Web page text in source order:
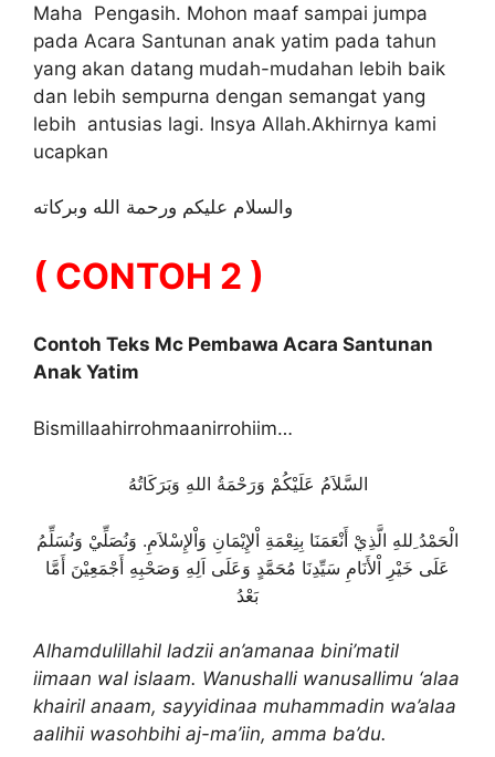
Maha Pengasih. Mohon maaf sampai jumpa
pada Acara Santunan anak yatim pada tahun
yang akan datang mudah-mudahan lebih baik
dan lebih sempurna dengan semangat yang
lebih antusias lagi. Insya Allah.Akhirnya kami
ucapkan
والسلام عليكم ورحمة الله وبركاته
( CONTOH 2 )
Contoh Teks Mc Pembawa Acara Santunan
Anak Yatim
Bismillaahirrohmaanirrohiim…
السَّلاَمُ عَلَيْكُمْ وَرَحْمَةُ اللهِ وَبَرَكَاتُهُ
الْحَمْدُ ِللهِ الَّذِيْ أَنْعَمَنَا بِنِعْمَةِ اْلإِيْمَانِ وَاْلإِسْلاَمِ. وَنُصَلِّيْ وَنُسَلِّمُ
عَلَى خَيْرِ اْلأَنَامِ سَيِّدِنَا مُحَمَّدٍ وَعَلَى اَلِهِ وَصَحْبِهِ أَجْمَعِيْنَ أَمَّا
بَعْدُ
Alhamdulillahil ladzii an’amanaa bini’matil
iimaan wal islaam. Wanushalli wanusallimu ‘alaa
khairil anaam, sayyidinaa muhammadin wa’alaa
aalihii wasohbihi aj-ma’iin, amma ba’du.